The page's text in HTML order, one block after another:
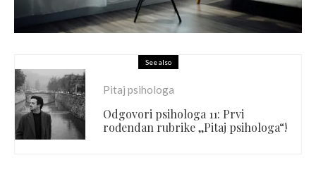
See also
Pitaj psihologa
Odgovori psihologa 11: Prvi
rođendan rubrike ,,Pitaj psihologa“!